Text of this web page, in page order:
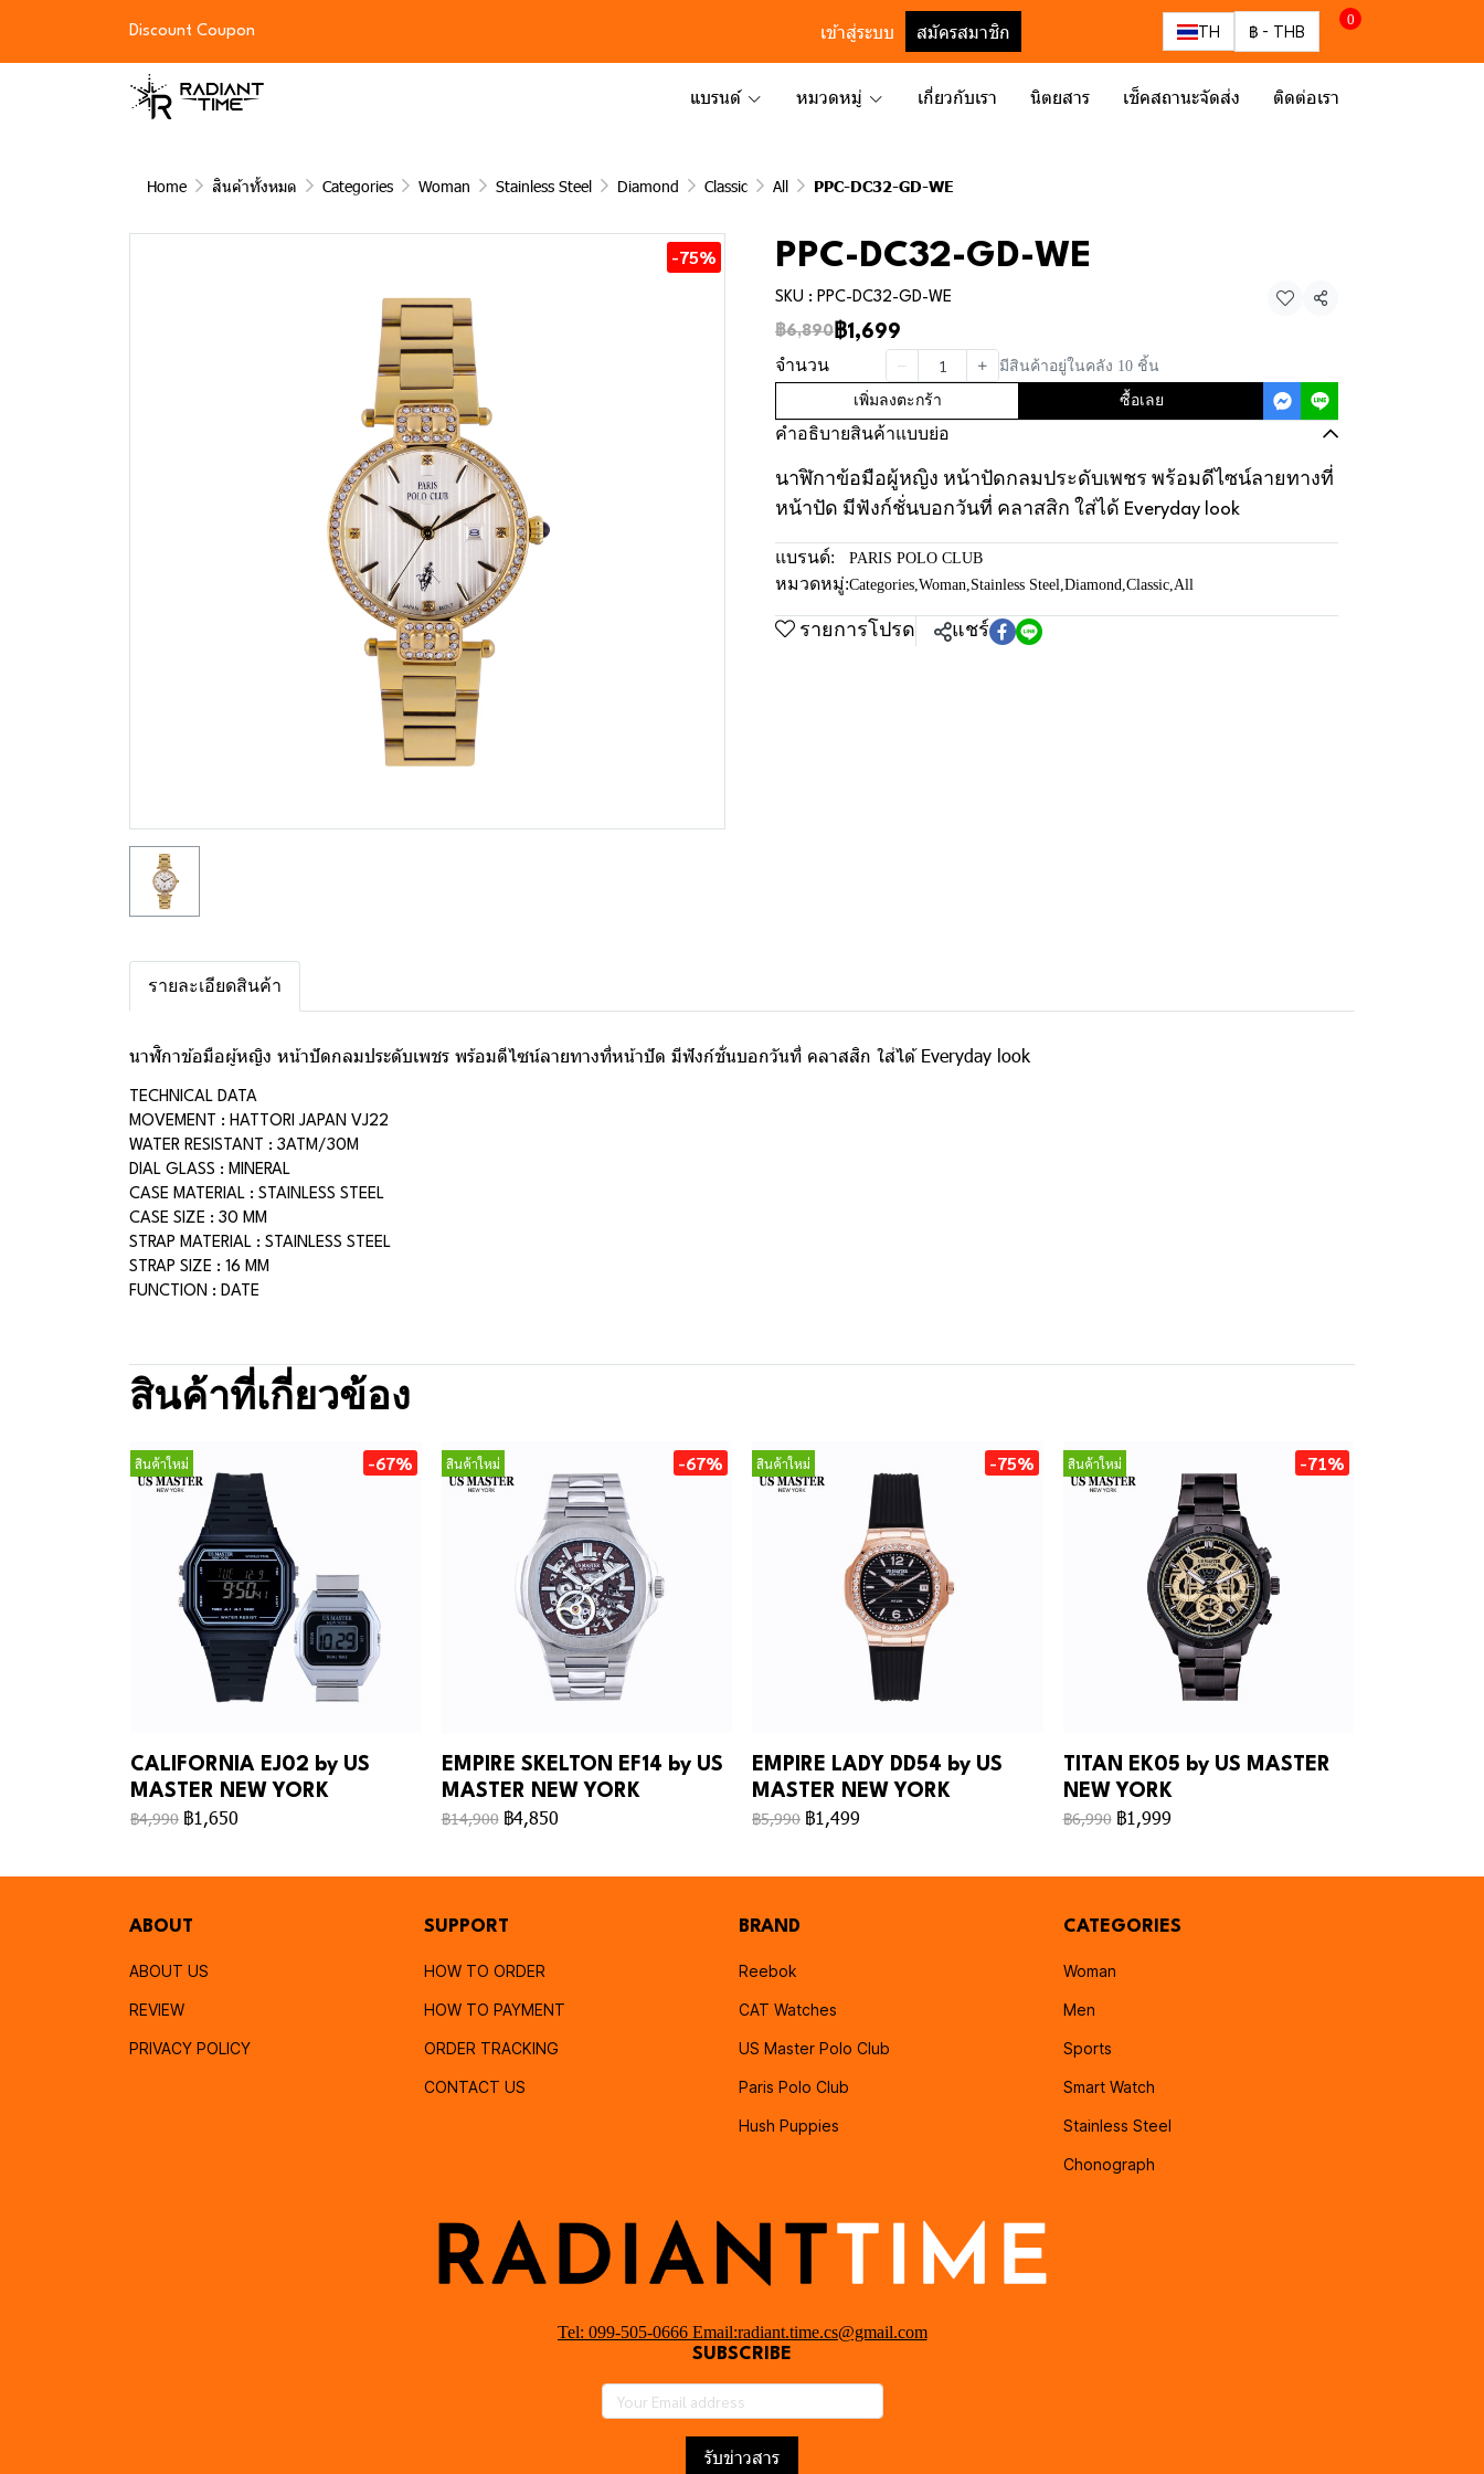
Discount Coupon เข้าสู่ระบบ สมัครสมาชิก TH ฿ - THB
0
แบรนด์ หมวดหมู่ เกี่ยวกับเรา นิตยสาร เช็คสถานะจัดส่ง ติดต่อเรา
Home สินค้าทั้งหมด Categories Woman Stainless Steel Diamond Classic All PPC-DC32-GD-WE
-75% PPC-DC32-GD-WE
SKU : PPC-DC32-GD-WE
แชร์
฿6,890 ฿1,699
จำนวน มีสินค้าอยู่ในคลัง 10 ชิ้น
เพิ่มลงตะกร้า ซื้อเลย
คำอธิบายสินค้าแบบย่อ
นาฬิกาข้อมือผู้หญิง หน้าปัดกลมประดับเพชร พร้อมดีไซน์ลายทางที่
หน้าปัด มีฟังก์ชั่นบอกวันที่ คลาสสิก ใส่ได้ Everyday look
แบรนด์: PARIS POLO CLUB
หมวดหมู่:Categories,Woman,Stainless Steel,Diamond,Classic,All
รายการโปรด แชร์
รายละเอียดสินค้า
นาฬิกาข้อมือผู้หญิง หน้าปัดกลมประดับเพชร พร้อมดีไซน์ลายทางที่หน้าปัด มีฟังก์ชั่นบอกวันที่ คลาสสิก ใส่ได้ Everyday look
TECHNICAL DATA
MOVEMENT : HATTORI JAPAN VJ22
WATER RESISTANT : 3ATM/30M
DIAL GLASS : MINERAL
CASE MATERIAL : STAINLESS STEEL
CASE SIZE : 30 MM
STRAP MATERIAL : STAINLESS STEEL
STRAP SIZE : 16 MM
FUNCTION : DATE
สินค้าที่เกี่ยวข้อง
สินค้าใหม่ -67%
CALIFORNIA EJ02 by US
MASTER NEW YORK
฿4,990 ฿1,650
สินค้าใหม่ -67%
EMPIRE SKELTON EF14 by US
MASTER NEW YORK
฿14,900 ฿4,850
สินค้าใหม่ -75%
EMPIRE LADY DD54 by US
MASTER NEW YORK
฿5,990 ฿1,499
สินค้าใหม่ -71%
TITAN EK05 by US MASTER
NEW YORK
฿6,990 ฿1,999
ABOUT
ABOUT US
REVIEW
PRIVACY POLICY
SUPPORT
HOW TO ORDER
HOW TO PAYMENT
ORDER TRACKING
CONTACT US
BRAND
Reebok
CAT Watches
US Master Polo Club
Paris Polo Club
Hush Puppies
CATEGORIES
Woman
Men
Sports
Smart Watch
Stainless Steel
Chonograph
Tel: 099-505-0666 Email:radiant.time.cs@gmail.com
SUBSCRIBE
รับข่าวสาร